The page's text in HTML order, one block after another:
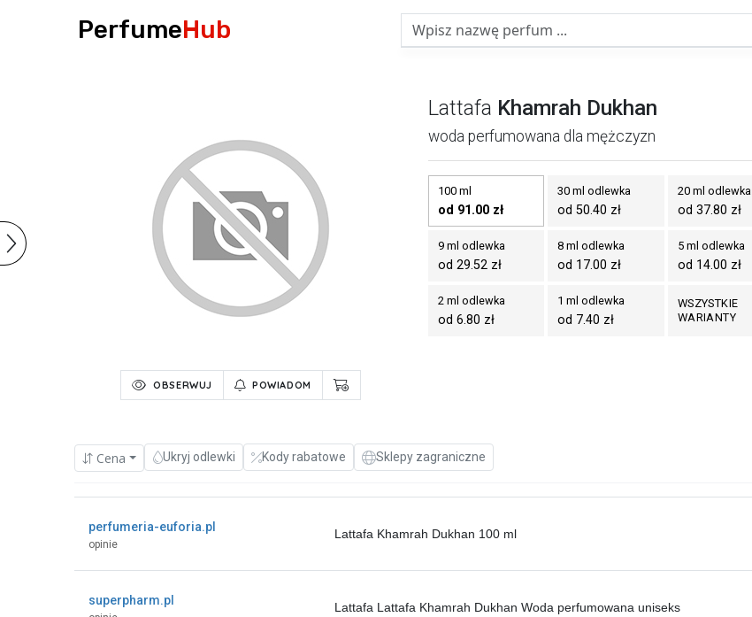
PerfumeHub
OBSERWUJ POWIADOM
Lattafa Khamrah Dukhan
woda perfumowana dla mężczyzn
100 ml
od 91.00 zł
30 ml odlewka
od 50.40 zł
20 ml odlewka
od 37.80 zł
9 ml odlewka
od 29.52 zł
8 ml odlewka
od 17.00 zł
5 ml odlewka
od 14.00 zł
2 ml odlewka
od 6.80 zł
1 ml odlewka
od 7.40 zł
WSZYSTKIE
WARIANTY
Cena Ukryj odlewki Kody rabatowe Sklepy zagraniczne
perfumeria-euforia.pl
opinie
Lattafa Khamrah Dukhan 100 ml
superpharm.pl Lattafa Lattafa Khamrah Dukhan Woda perfumowana uniseks